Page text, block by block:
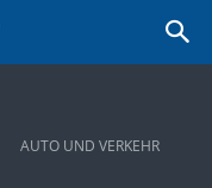
AUTO UND VERKEHR